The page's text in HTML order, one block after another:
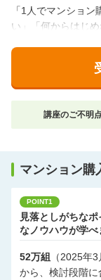
「1人でマンショ
い」「何からはじ
不安にお応えして
ポイントをお伝え
これから将来のお
す。
ご希望があれば要
講座のご不明
マンション購
POINT1
見落としがちな
なノウハウが学べ
52万組
（2025年
から、検討段階